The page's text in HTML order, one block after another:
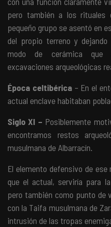
pero también a los rituales
pequeño grupo se asentó en
del propio terreno y
modo de cerámica que
excavaciones arqueológicas
Época celtibérica – En el
actual enclave habitaban
Siglo XI – Posiblemente
encontramos restos
musulmana de Albarracín.
El elemento defensivo de
que el actual, serviría para
pero también como punto de
con la Taifa musulmana de
intrusión de las tropas